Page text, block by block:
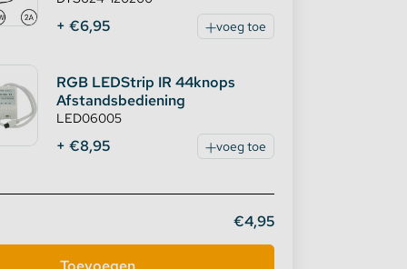
+ €6,95 voeg toe
RGB LEDStrip IR 44knops
Afstandsbediening
LED06005
+ €8,95 voeg toe
€4,95